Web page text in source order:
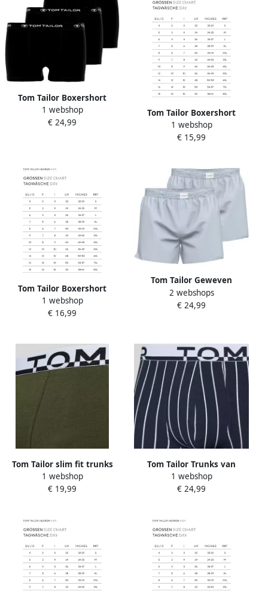
Tom Tailor Boxershort
Buffer zacht comfortabel
basic smal logoband
1 webshop
€ 24,99
Tom Tailor Boxershort
KENTUCKY zacht
comfortabel basic smal
1 webshop
€ 15,99
Tom Tailor Boxershort
KENTUCKY zacht
comfortabel basic smal
1 webshop
€ 16,99
Tom Tailor Geweven
boxershort Dakota zacht
comfortabel basic los
2 webshops
€ 24,99
Tom Tailor slim fit trunks
met labelopschrift op de
band in een set van 2
1 webshop
€ 19,99
Tom Tailor Trunks van
katoenmix in een Set van 2
1 webshop
€ 24,99